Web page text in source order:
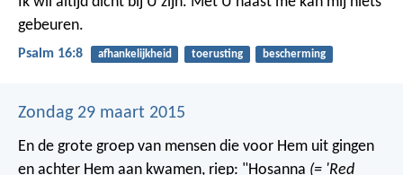
gebeuren.
Psalm 16:8 afhankelijkheid toerusting bescherming
Zondag 29 maart 2015
En de grote groep van mensen die voor Hem uit gingen
en achter Hem aan kwamen, riep: "Hosanna (= 'Red